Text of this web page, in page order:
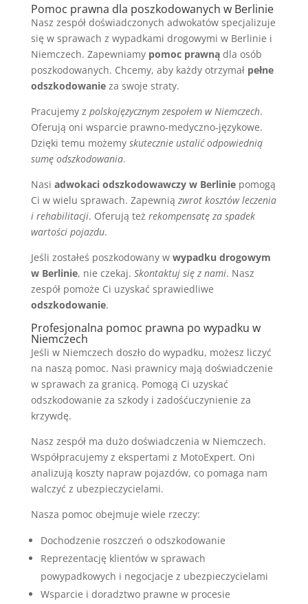
Pomoc prawna dla poszkodowanych w Berlinie
Nasz zespół doświadczonych adwokatów specjalizuje
się w sprawach z wypadkami drogowymi w Berlinie i
Niemczech. Zapewniamy pomoc prawnądla osób
poszkodowanych. Chcemy, aby każdy otrzymał pełne
odszkodowanieza swoje straty.
Pracujemy z polskojęzycznym zespołem w Niemczech.
Oferują oni wsparcie prawno-medyczno-językowe.
Dzięki temu możemy skutecznie ustalić odpowiednią
sumę odszkodowania.
Nasi adwokaci odszkodowawczy w Berliniepomogą
Ci w wielu sprawach. Zapewnią zwrot kosztów leczenia
i rehabilitacji. Oferują też rekompensatę za spadek
wartości pojazdu.
Jeśli zostałeś poszkodowany w wypadku drogowym
w Berlinie, nie czekaj. Skontaktuj się z nami. Nasz
zespół pomoże Ci uzyskać sprawiedliwe
odszkodowanie.
Profesjonalna pomoc prawna po wypadku w
Niemczech
Jeśli w Niemczech doszło do wypadku, możesz liczyć
na naszą pomoc. Nasi prawnicy mają doświadczenie
w sprawach za granicą. Pomogą Ci uzyskać
odszkodowanie za szkody i zadośćuczynienie za
krzywdę.
Nasz zespół ma dużo doświadczenia w Niemczech.
Współpracujemy z ekspertami z MotoExpert. Oni
analizują koszty napraw pojazdów, co pomaga nam
walczyć z ubezpieczycielami.
Nasza pomoc obejmuje wiele rzeczy:
Dochodzenie roszczeń o odszkodowanie
Reprezentację klientów w sprawach
powypadkowych i negocjacje z ubezpieczycielami
Wsparcie i doradztwo prawne w procesie